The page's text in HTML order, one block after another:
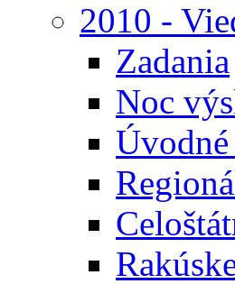
2010 -
Zadania
Noc
Úvodné